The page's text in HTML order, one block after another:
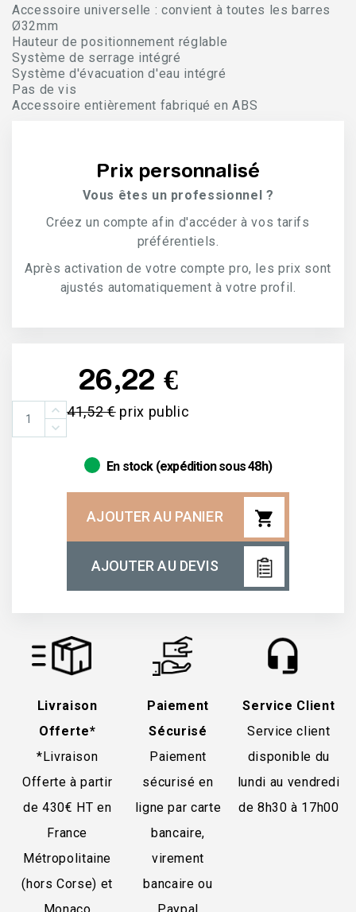
Accessoire universelle : convient à toutes les barres
Ø32mm
Hauteur de positionnement réglable
Système de serrage intégré
Système d'évacuation d'eau intégré
Pas de vis
Accessoire entièrement fabriqué en ABS
Prix personnalisé
Vous êtes un professionnel ?
Créez un compte afin d'accéder à vos tarifs
préférentiels.
Après activation de votre compte pro, les prix sont
ajustés automatiquement à votre profil.
26,22 €
41,52 €prix public
En stock (expédition sous 48h)
AJOUTER AU PANIER shopping_cart
AJOUTER AU DEVIS
Livraison
Offerte*
*Livraison
Offerte à partir
de 430€ HT en
France
Métropolitaine
(hors Corse) et
Paiement
Sécurisé
Paiement
sécurisé en
ligne par carte
bancaire,
virement
bancaire ou
Service Client
Service client
disponible du
lundi au vendredi
de 8h30 à 17h00